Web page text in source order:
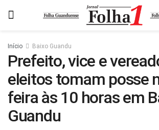
Início Baixo Guandu
Prefeito, vice e
eleitos tomam posse
feira às 10 horas em
Guandu